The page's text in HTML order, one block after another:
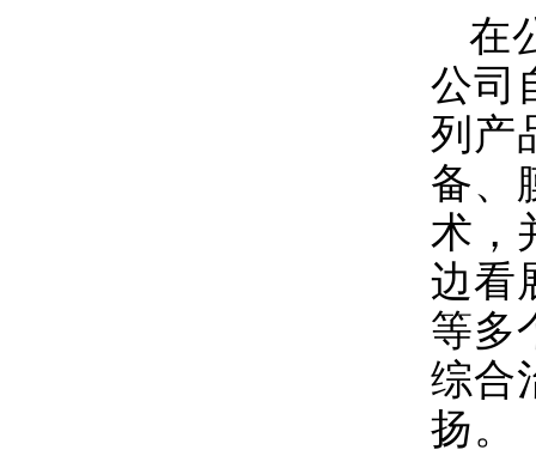
在
公司
列产
备、
术，
边看
等多
综合
扬。